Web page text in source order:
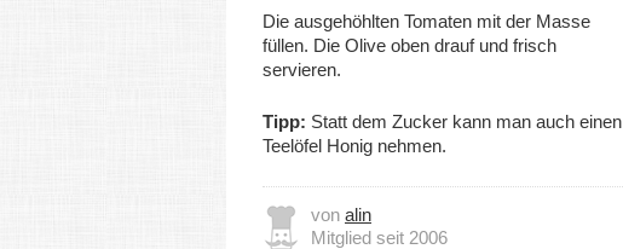
Die ausgehöhlten Tomaten mit der Masse
füllen. Die Olive oben drauf und frisch
servieren.
Tipp: Statt dem Zucker kann man auch einen
Teelöfel Honig nehmen.
von alin
Mitglied seit 2006